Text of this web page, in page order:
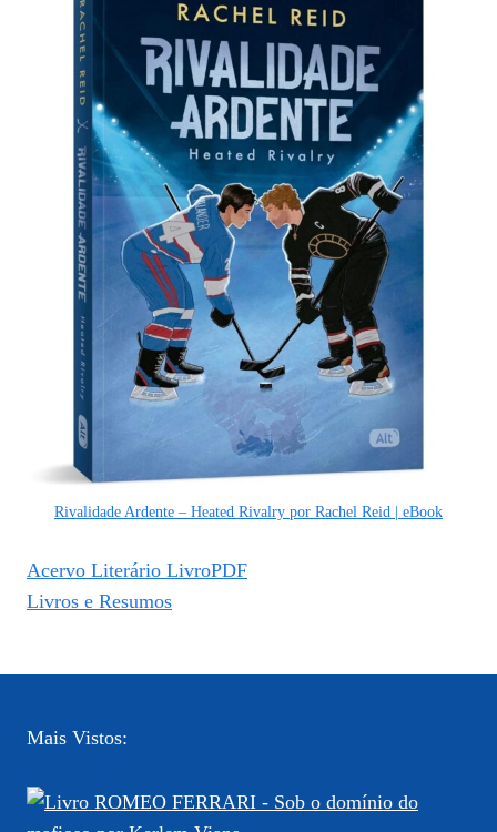
Rivalidade Ardente – Heated Rivalry por Rachel Reid | eBook
Acervo Literário LivroPDF
Livros e Resumos
Mais Vistos: